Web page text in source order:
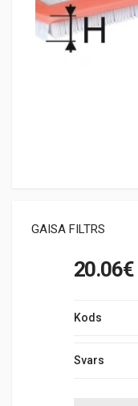
GAISA FILTRS
20.06€
Kods
Svars